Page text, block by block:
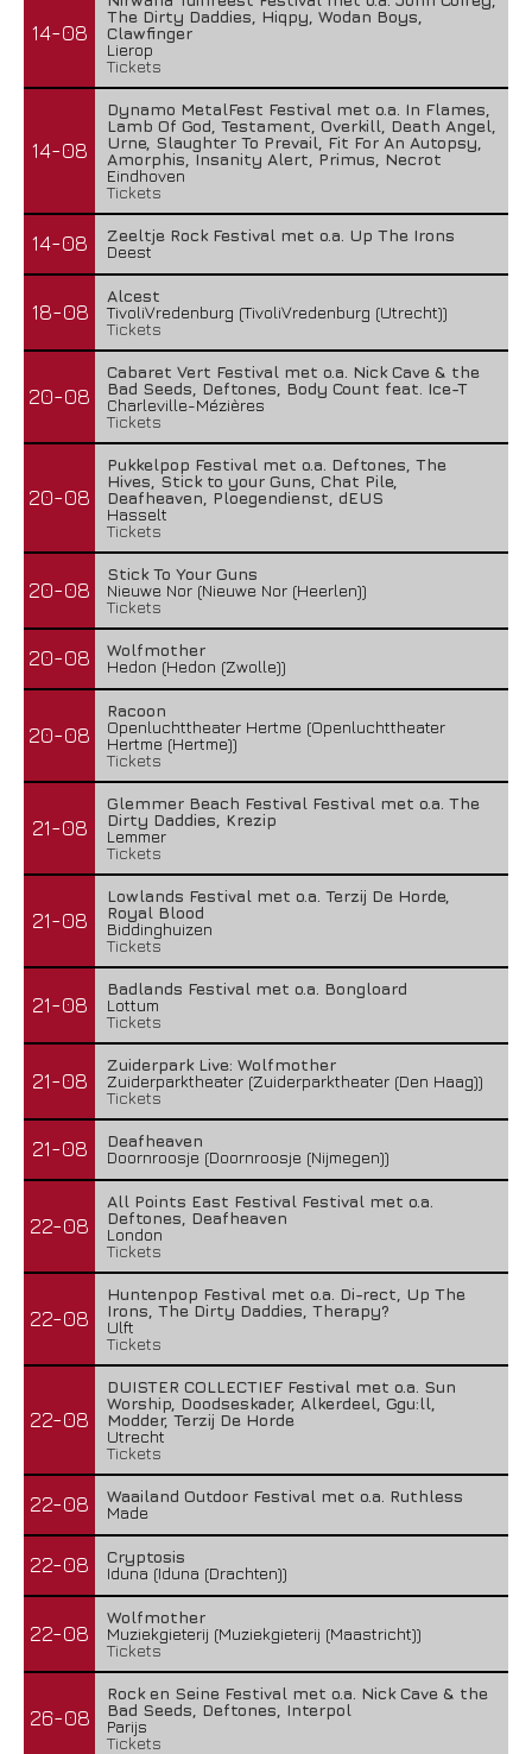
14-08
The Dirty Daddies, Hiqpy, Wodan Boys,
Clawfinger
Lierop
Tickets
14-08
Dynamo MetalFest Festival met o.a. In Flames,
Lamb Of God, Testament, Overkill, Death Angel,
Urne, Slaughter To Prevail, Fit For An Autopsy,
Amorphis, Insanity Alert, Primus, Necrot
Eindhoven
Tickets
14-08
Zeeltje Rock Festival met o.a. Up The Irons
Deest
18-08
Alcest
TivoliVredenburg (TivoliVredenburg (Utrecht))
Tickets
20-08
Cabaret Vert Festival met o.a. Nick Cave & the
Bad Seeds, Deftones, Body Count feat. Ice-T
Charleville-Mézières
Tickets
20-08
Pukkelpop Festival met o.a. Deftones, The
Hives, Stick to your Guns, Chat Pile,
Deafheaven, Ploegendienst, dEUS
Hasselt
Tickets
20-08
Stick To Your Guns
Nieuwe Nor (Nieuwe Nor (Heerlen))
Tickets
20-08
Wolfmother
Hedon (Hedon (Zwolle))
20-08
Racoon
Openluchttheater Hertme (Openluchttheater
Hertme (Hertme))
Tickets
21-08
Glemmer Beach Festival Festival met o.a. The
Dirty Daddies, Krezip
Lemmer
Tickets
21-08
Lowlands Festival met o.a. Terzij De Horde,
Royal Blood
Biddinghuizen
Tickets
21-08
Badlands Festival met o.a. Bongloard
Lottum
Tickets
21-08
Zuiderpark Live: Wolfmother
Zuiderparktheater (Zuiderparktheater (Den Haag))
Tickets
21-08
Deafheaven
Doornroosje (Doornroosje (Nijmegen))
22-08
All Points East Festival Festival met o.a.
Deftones, Deafheaven
London
Tickets
22-08
Huntenpop Festival met o.a. Di-rect, Up The
Irons, The Dirty Daddies, Therapy?
Ulft
Tickets
22-08
DUISTER COLLECTIEF Festival met o.a. Sun
Worship, Doodseskader, Alkerdeel, Ggu:ll,
Modder, Terzij De Horde
Utrecht
Tickets
22-08
Waailand Outdoor Festival met o.a. Ruthless
Made
22-08
Cryptosis
Iduna (Iduna (Drachten))
22-08
Wolfmother
Muziekgieterij (Muziekgieterij (Maastricht))
Tickets
26-08
Rock en Seine Festival met o.a. Nick Cave & the
Bad Seeds, Deftones, Interpol
Parijs
Tickets